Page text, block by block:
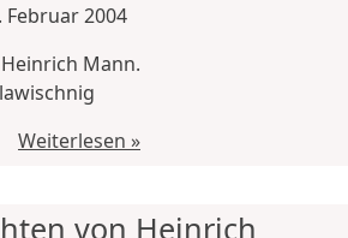
Februar 2004
Mann.
Weiterlesen »
von Heinrich